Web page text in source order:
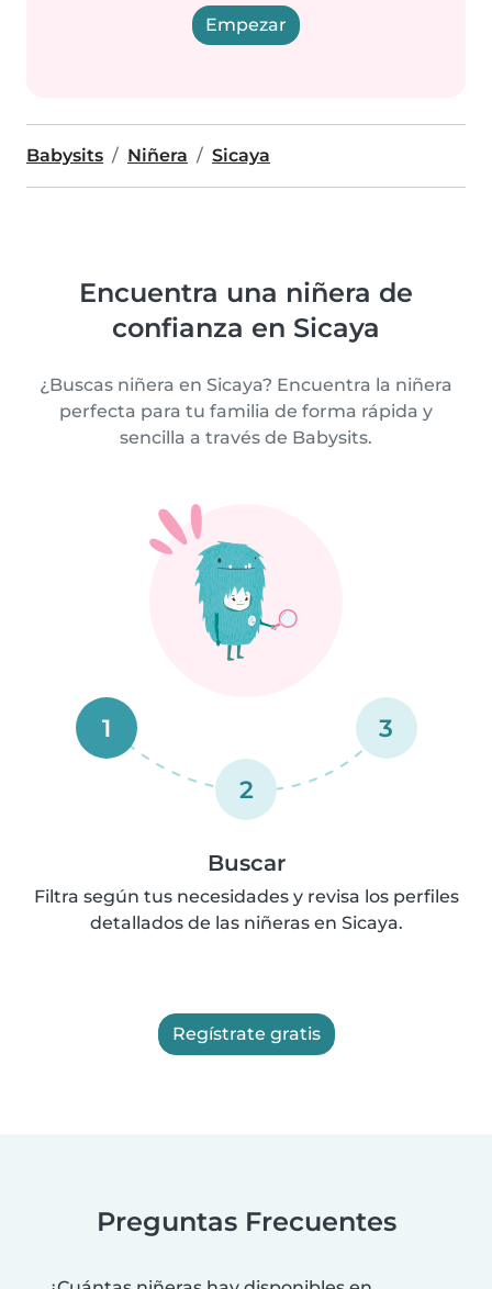
Empezar
Babysits Niñera Sicaya
Encuentra una niñera de
confianza en Sicaya
¿Buscas niñera en Sicaya? Encuentra la niñera
perfecta para tu familia de forma rápida y
sencilla a través de Babysits.
1
2
3
Buscar
Filtra según tus necesidades y revisa los perfiles
detallados de las niñeras en Sicaya.
Regístrate gratis
Preguntas Frecuentes